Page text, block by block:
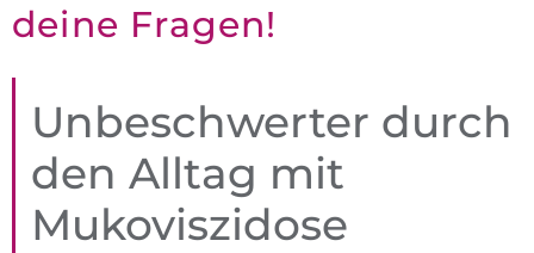
deine Fragen!
Unbe­schwerter durch
den Alltag mit
Mukoviszidose